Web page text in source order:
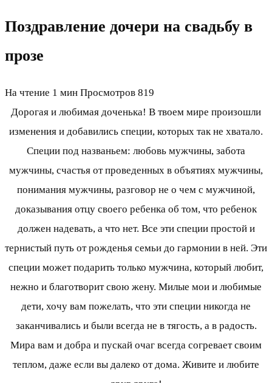
Поздравление дочери на свадьбу в
прозе
На чтение 1 мин Просмотров 819
Дорогая и любимая доченька! В твоем мире произошли
изменения и добавились специи, которых так не хватало.
Специи под названьем: любовь мужчины, забота
мужчины, счастья от проведенных в объятиях мужчины,
понимания мужчины, разговор не о чем с мужчиной,
доказывания отцу своего ребенка об том, что ребенок
должен надевать, а что нет. Все эти специи простой и
тернистый путь от рожденья семьи до гармонии в ней. Эти
специи может подарить только мужчина, который любит,
нежно и благотворит свою жену. Милые мои и любимые
дети, хочу вам пожелать, что эти специи никогда не
заканчивались и были всегда не в тягость, а в радость.
Мира вам и добра и пускай очаг всегда согревает своим
теплом, даже если вы далеко от дома. Живите и любите